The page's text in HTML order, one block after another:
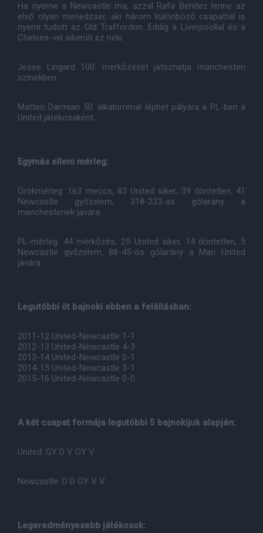
Ha nyerne a Newcastle ma, azzal Rafa Benitez lenne az
első olyan menedzser, aki három különböző csapattal is
nyerni tudott az Old Traffordon. Eddig a Liverpoollal és a
Chelsea-vel sikerült ez neki.
Jesse Lingard 100. mérkőzését játszhatja manchesteri
színekben.
Matteo Darmian 50. alkalommal léphet pályára a PL-ben a
United játékosaként.
Egymás elleni mérleg:
Örökmérleg: 163 meccs, 83 United siker, 39 döntetlen, 41
Newcastle győzelem, 318-233-as gólarány a
manchesteriek javára.
PL-mérleg: 44 mérkőzés, 25 United siker, 14 döntetlen, 5
Newcastle győzelem, 88-45-ös gólarány a Man United
javára.
Legutóbbi öt bajnoki ebben a felállásban:
2011-12 United-Newcastle 1-1
2012-13 United-Newcastle 4-3
2013-14 United-Newcastle 0-1
2014-15 United-Newcastle 3-1
2015-16 United-Newcastle 0-0
A két csapat formája legutóbbi 5 bajnokijuk alapján:
United: GY D V GY V
Newcastle: D D GY V V
Legeredményesebb játékosok: